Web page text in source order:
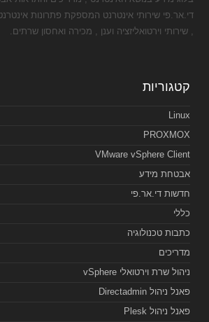
די.אר.פי שירותי אינטרנט המספקת פתרונות
, שירותי וירטואליזציה וענן , מכירה ואחסון שרתים.
קטגוריות
Linux
PROXMOX
VMware vSphere Client
אבטחת מידע
חדשות די.אר.פי
כללי
כתבות טכנולוגיה
מדריכים
ניהול שרת וירטואלי vSphere
פאנל ניהול Directadmin
פאנל ניהול Plesk